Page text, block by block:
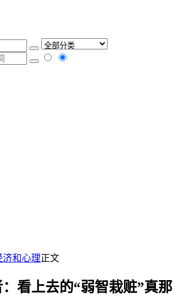
济和心理正文
看上去的“弱智栽赃”真那